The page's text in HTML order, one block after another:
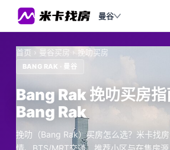
曼谷
首页 › 曼谷买房 › 挽叻买房
BANG RAK · 曼谷
Bang Rak 挽叻买房
Bang Rak
挽叻（Bang Rak）买房怎么选？米卡找
情、BTS/MRT交通、推荐小区与在售房